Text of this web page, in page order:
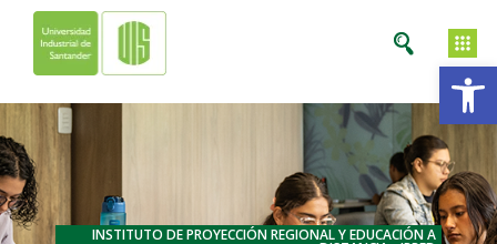
INSTITUTO DE PROYECCIÓN REGIONAL Y EDUCACIÓN A